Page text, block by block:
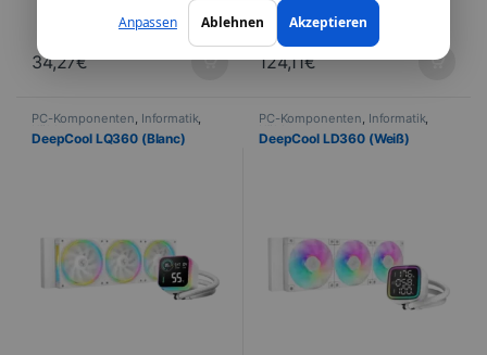
Anpassen Ablehnen Akzeptieren
34,27€ 124,11€
PC-Komponenten, Informatik,
Kühlung
DeepCool LQ360 (Blanc)
PC-Komponenten, Informatik,
Kühlung
DeepCool LD360 (Weiß)